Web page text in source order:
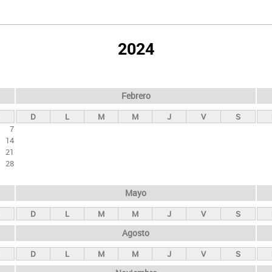
2024
7
14
21
28
Febrero
D L M M J V S
Mayo
D L M M J V S
Agosto
D L M M J V S